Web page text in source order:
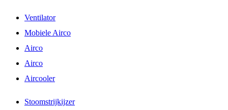
Ventilator
Mobiele Airco
Airco
Airco
Aircooler
Stoomstrijkijzer